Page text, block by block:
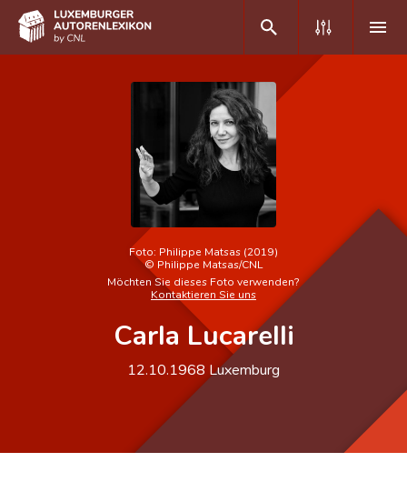
Autor(inn)en A-Z
Erweiterte Suche
Häufige Fragen und Antworten
Forschungsgruppe
Foto: Philippe Matsas (2019)
© Philippe Matsas/CNL
Möchten Sie dieses Foto verwenden?
Kontaktieren Sie uns
Carla Lucarelli
12.10.1968 Luxemburg